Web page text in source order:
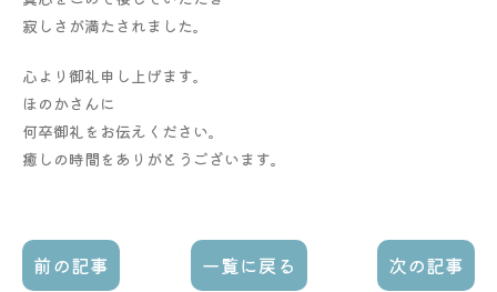
寂しさが満たされました。
心より御礼申し上げます。
ほのかさんに
何卒御礼をお伝えください。
癒しの時間をありがとうございます。
前の記事 一覧に戻る 次の記事